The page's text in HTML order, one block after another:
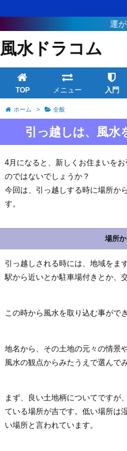
運が
風水ドラコム
TOP メニュー 入門
ホーム > 全般
引っ越しは、風水
4月になると、新しくお住まいを
のではないでしょうか？
今回は、引っ越しする時に場所か
す。
場所
引っ越しされる時には、地域をま
駅から近いとか駐車場付きとか、
この時から風水を取り込む事がで
地名から、その土地の元々の情景
風水の観点からみたうえで選んで
まず、良い土地柄についてですが
ている場所が吉です。低い場所は
い場所と言われています。